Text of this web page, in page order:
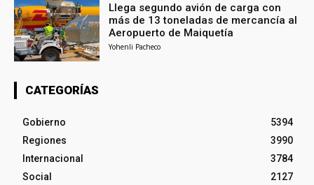
Llega segundo avión de carga con
más de 13 toneladas de mercancía al
Aeropuerto de Maiquetía
Yohenli Pacheco
CATEGORÍAS
Gobierno
5394
Regiones
3990
Internacional
3784
Social
2127